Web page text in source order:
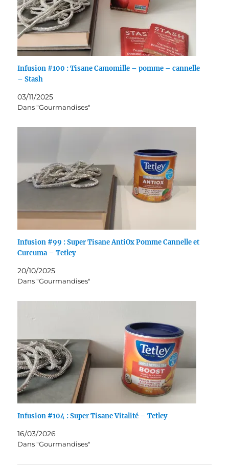
Infusion #100 : Tisane Camomille – pomme – cannelle
– Stash
03/11/2025
Dans "Gourmandises"
Infusion #99 : Super Tisane AntiOx Pomme Cannelle et
Curcuma – Tetley
20/10/2025
Dans "Gourmandises"
Infusion #104 : Super Tisane Vitalité – Tetley
16/03/2026
Dans "Gourmandises"